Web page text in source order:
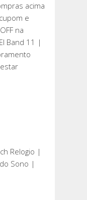
acima
e
na
Band 11 |
Relogio |
Sono |